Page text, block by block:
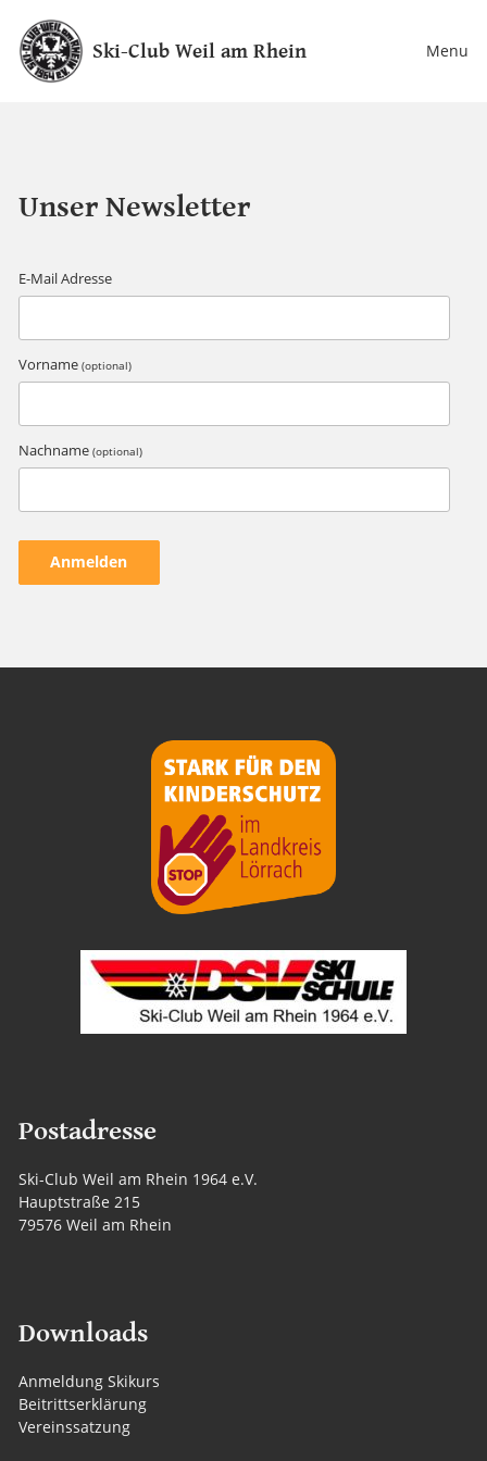
Ski-Club Weil am Rhein Menu
Unser Newsletter
E-Mail Adresse
Vorname (optional)
Nachname (optional)
Postadresse
Ski-Club Weil am Rhein 1964 e.V.
Hauptstraße 215
79576 Weil am Rhein
Downloads
Anmeldung Skikurs
Beitrittserklärung
Vereinssatzung